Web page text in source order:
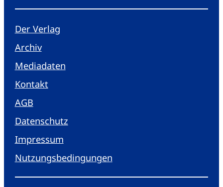
Der Verlag
Archiv
Mediadaten
Kontakt
AGB
Datenschutz
Impressum
Nutzungsbedingungen